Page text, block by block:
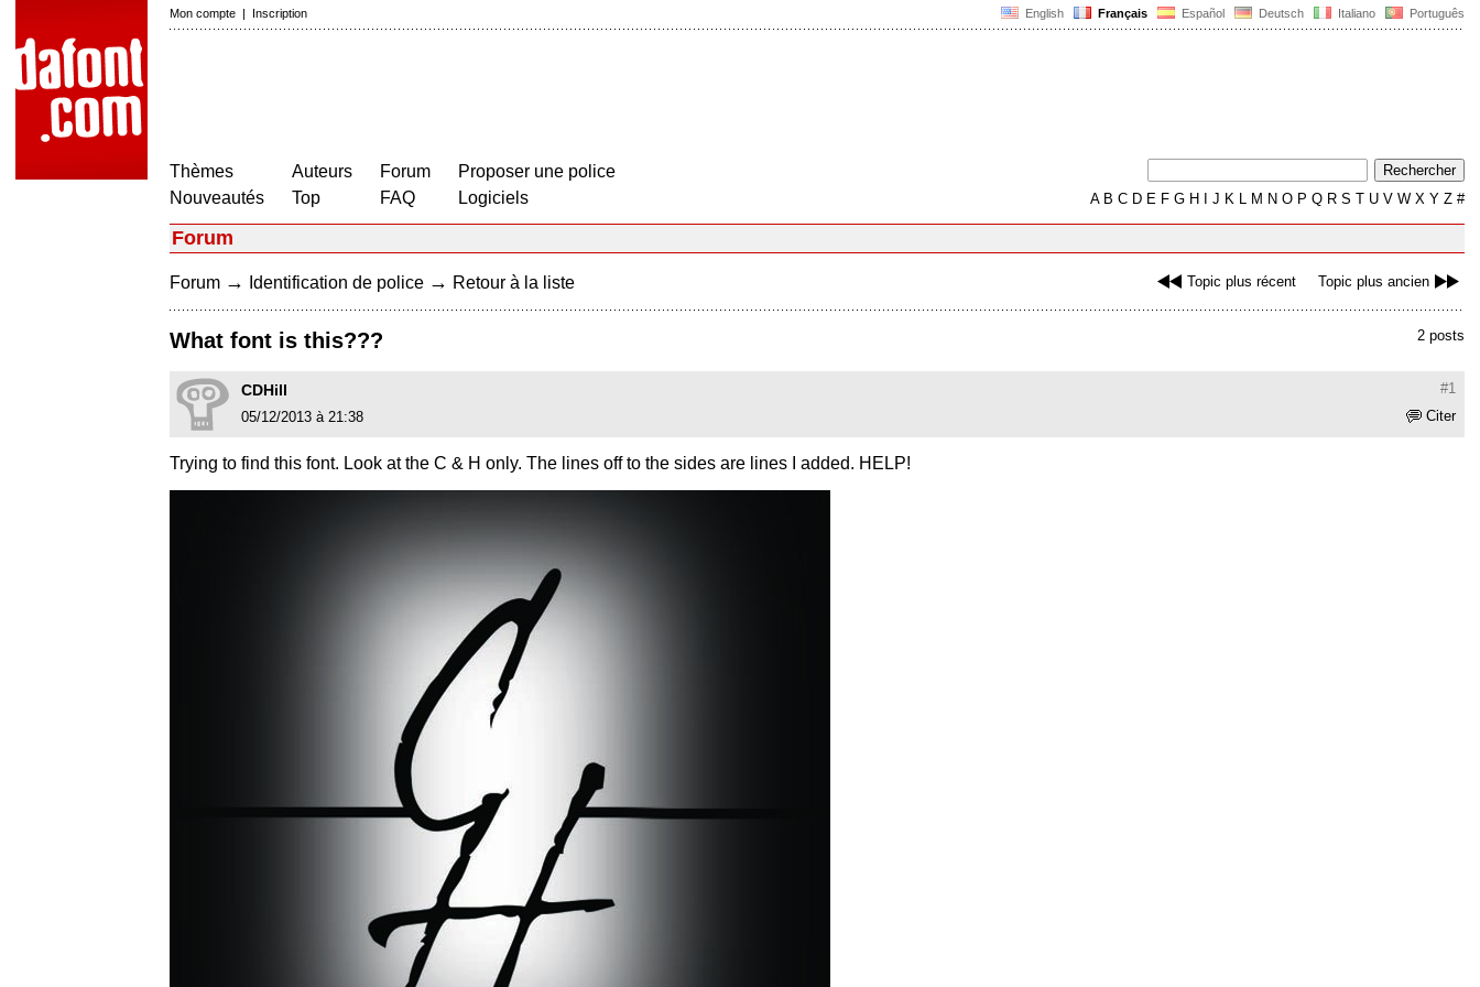
English Français Español Deutsch Italiano Português
Mon compte | Inscription
Thèmes
Nouveautés
Auteurs
Top
Forum
FAQ
Proposer une police
Logiciels
AB C D E F G H J K L M N O P Q R S T U V W X Y Z #
Forum
Topic plus récent Topic plus ancien
Forum → Identification de police → Retour à la liste
2 posts
What font is this???
#1
CDHill
Citer
05/12/2013 à 21:38
Trying to find this font. Look at the C & H only. The lines off to the sides are lines I added. HELP!